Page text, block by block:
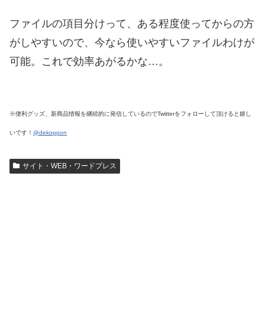
ファイルの項目分けって、ある程度使ってからの方
がしやすいので、今なら使いやすいファイルわけが
可能。これで効率あがるかな…。
※便利グッズ、新商品情報を継続的に発信しているのでTwitterをフォローして頂けると嬉し
いです！ @dekoppon
サイト・WEB・ワードプレス